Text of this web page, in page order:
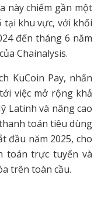
này chiếm gần một
khu vực, với khối
đến tháng 6 năm
Chainalysis.
KuCoin Pay, nhấn
việc mở rộng khả
Latinh và nâng cao
toán tiêu dùng
đầu năm 2025, cho
toán trực tuyến và
trên toàn cầu.